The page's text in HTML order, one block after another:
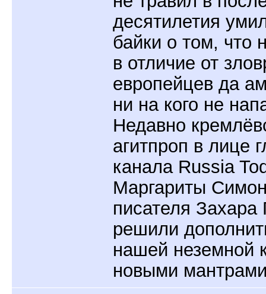
десятилетия
байки о том, что
в отличие от
европейцев да
ни на кого не
Недавно
агитпроп в лице
канала Russia
Маргариты
писателя
решили
нашей неземной
новыми